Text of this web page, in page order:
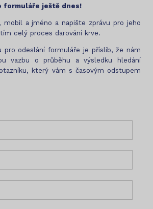
formuláře ještě dnes!
mobil a jméno a napište zprávu pro jeho
celý proces darování krve.
pro odeslání formuláře je příslib, že nám
vazbu o průběhu a výsledku hledání
který vám s časovým odstupem